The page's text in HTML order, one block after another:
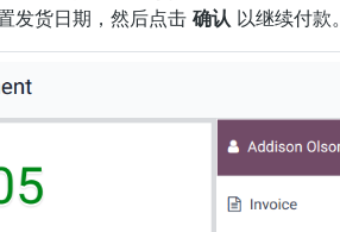
发货日期，然后点击 确认 以继续付款。